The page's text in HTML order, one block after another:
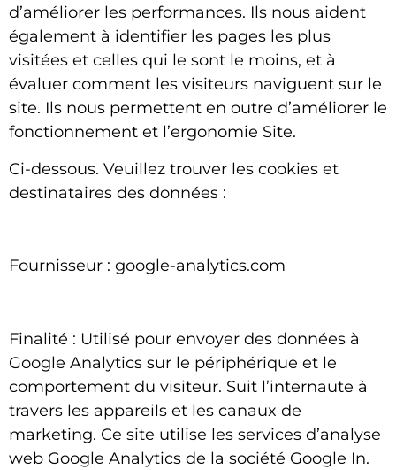
d’améliorer les performances. Ils nous aident
également à identifier les pages les plus
visitées et celles qui le sont le moins, et à
évaluer comment les visiteurs naviguent sur le
site. Ils nous permettent en outre d’améliorer le
fonctionnement et l’ergonomie Site.
Ci-dessous. Veuillez trouver les cookies et
destinataires des données :
Fournisseur : google-analytics.com
Finalité : Utilisé pour envoyer des données à
Google Analytics sur le périphérique et le
comportement du visiteur. Suit l’internaute à
travers les appareils et les canaux de
marketing. Ce site utilise les services d’analyse
web Google Analytics de la société Google In.